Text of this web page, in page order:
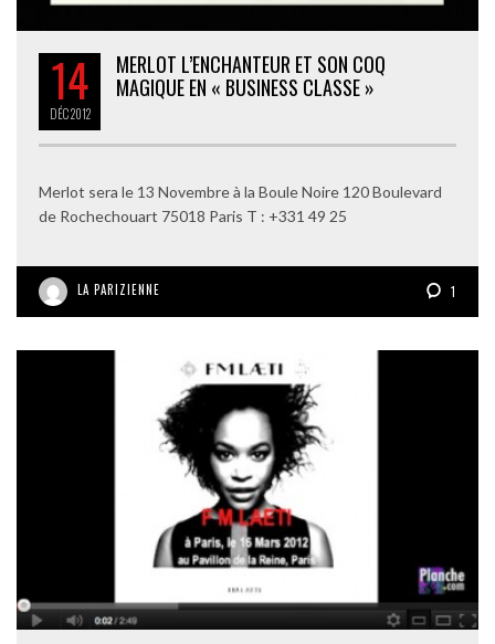
14
DÉC2012
MERLOT L’ENCHANTEUR ET SON COQ
MAGIQUE EN « BUSINESS CLASSE »
Merlot sera le 13 Novembre à la Boule Noire 120 Boulevard
de Rochechouart 75018 Paris T : +331 49 25
LA PARIZIENNE 1